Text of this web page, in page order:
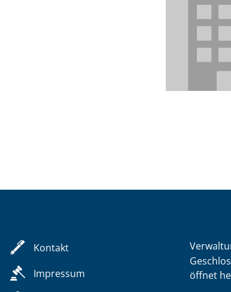
Kontakt
Impressum
Klicken,
öffnet